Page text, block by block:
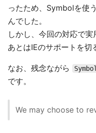
ったため、Symbolを使
んでした。
しかし、今回の対応で実
あとはIEのサポートを切
なお、残念ながら
です。
We may choose to